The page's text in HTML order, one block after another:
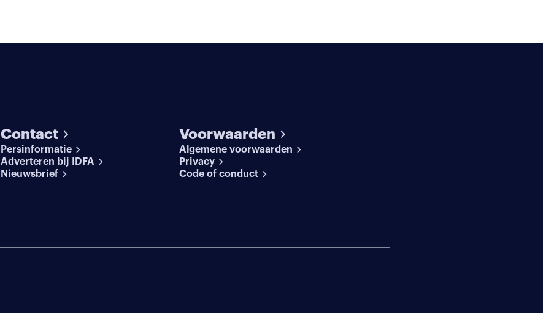
Contact
Persinformatie
Adverteren bij IDFA
Nieuwsbrief
Voorwaarden
Algemene voorwaarden
Privacy
Code of conduct